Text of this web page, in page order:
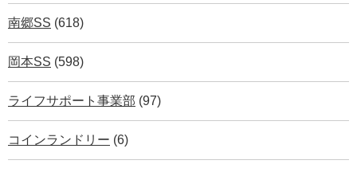
南郷SS (618)
岡本SS (598)
ライフサポート事業部 (97)
コインランドリー (6)